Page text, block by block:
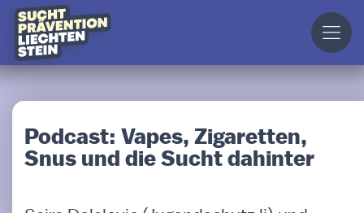
Podcast: Vapes, Zigaretten,
Snus und die Sucht dahinter